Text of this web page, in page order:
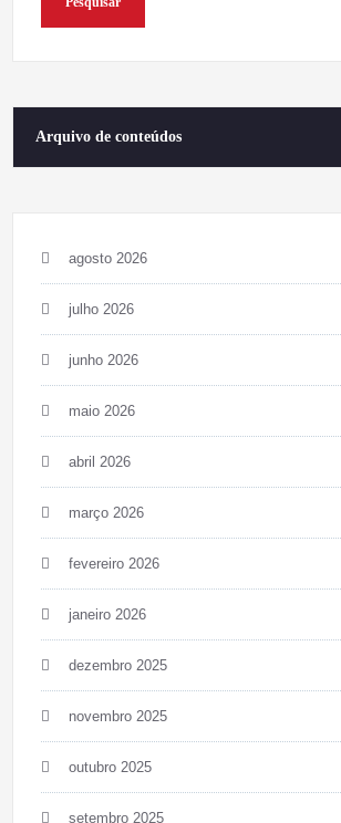
Arquivo de conteúdos
agosto 2026
julho 2026
junho 2026
maio 2026
abril 2026
março 2026
fevereiro 2026
janeiro 2026
dezembro 2025
novembro 2025
outubro 2025
setembro 2025